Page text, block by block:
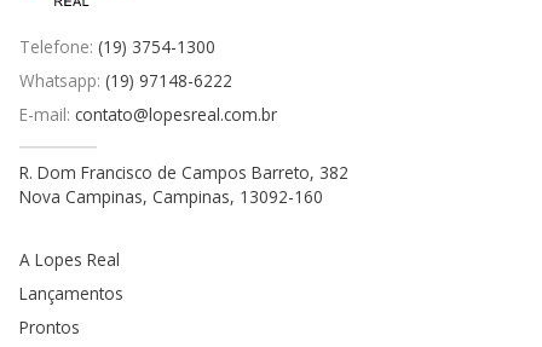
Telefone: (19) 3754-1300
Whatsapp: (19) 97148-6222
E-mail: contato@lopesreal.com.br
R. Dom Francisco de Campos Barreto, 382
Nova Campinas, Campinas, 13092-160
A Lopes Real
Lançamentos
Prontos